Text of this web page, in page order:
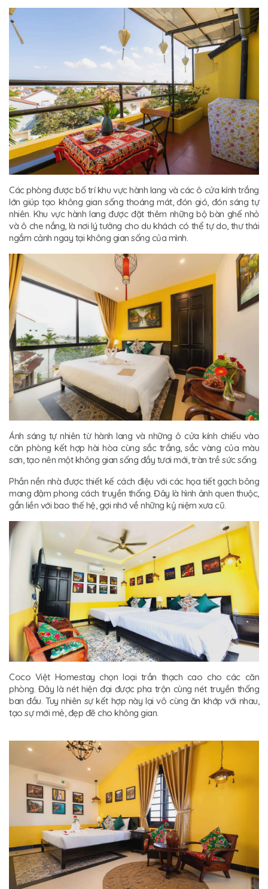
Các phòng được bố trí khu vực hành lang và các ô cửa kính trắng
lớn giúp tạo không gian sống thoáng mát, đón gió, đón sáng tự
nhiên. Khu vực hành lang được đặt thêm những bộ bàn ghế nhỏ
và ô che nắng, là nơi lý tưởng cho du khách có thể tự do, thư thái
ngắm cảnh ngay tại không gian sống của mình.
Ánh sáng tự nhiên từ hành lang và những ô cửa kính chiếu vào
căn phòng kết hợp hài hòa cùng sắc trắng, sắc vàng của màu
sơn, tạo nên một không gian sống đầy tươi mới, tràn trề sức sống.
Phần nền nhà được thiết kế cách điệu với các họa tiết gạch bông
mang đậm phong cách truyền thống. Đây là hình ảnh quen thuộc,
gắn liền với bao thế hệ, gợi nhớ về những kỷ niệm xưa cũ.
Coco Việt Homestay chọn loại trần thạch cao cho các căn
phòng. Đây là nét hiện đại được pha trộn cùng nét truyền thống
ban đầu. Tuy nhiên sự kết hợp này lại vô cùng ăn khớp với nhau,
tạo sự mới mẻ, đẹp đẽ cho không gian.